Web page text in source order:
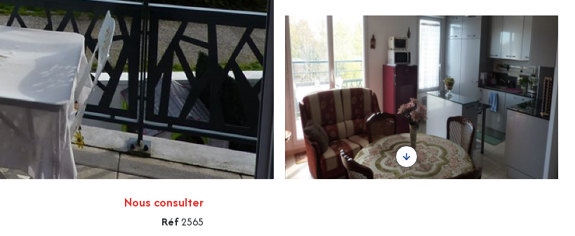
Nous consulter
Réf2565